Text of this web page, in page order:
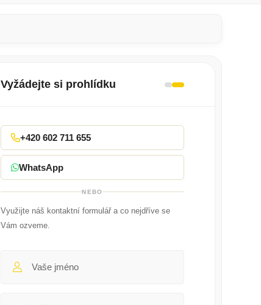
Vyžádejte si prohlídku
+420 602 711 655
WhatsApp
NEBO
Využijte náš kontaktní formulář a co nejdříve se
Vám ozveme.